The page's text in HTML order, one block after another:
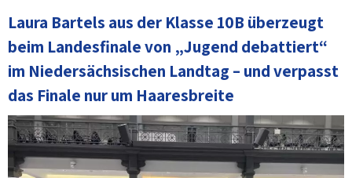
Laura Bartels aus der Klasse 10B überzeugt
beim Landesfinale von „Jugend debattiert“
im Niedersächsischen Landtag – und verpasst
das Finale nur um Haaresbreite